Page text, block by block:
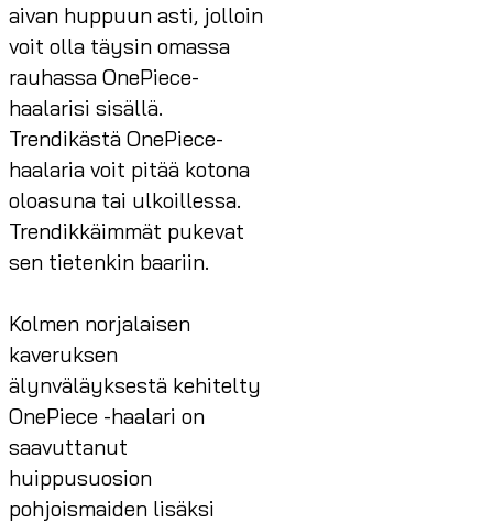
aivan huppuun asti, jolloin
voit olla täysin omassa
rauhassa OnePiece-
haalarisi sisällä.
Trendikästä OnePiece-
haalaria voit pitää kotona
oloasuna tai ulkoillessa.
Trendikkäimmät pukevat
sen tietenkin baariin.
Kolmen norjalaisen
kaveruksen
älynväläyksestä kehitelty
OnePiece -haalari on
saavuttanut
huippusuosion
pohjoismaiden lisäksi